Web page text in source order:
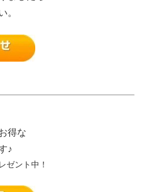
。
得な
♪
ゼント中！